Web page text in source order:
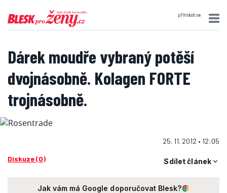
přihlásit se
Dárek moudře vybraný potěší
dvojnásobně. Kolagen FORTE
trojnásobně.
25. 11. 2012 • 12:05
Diskuze (0) Sdílet článek
Jak vám má Google doporučovat Blesk?